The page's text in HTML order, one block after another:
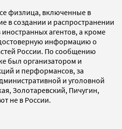
физлица, включенные в
в создании и распространении
агентов, а кроме
информацию о
России. По сообщению
был организатором и
и перформансов, за
и уголовной
Золотаревский, Пичугин,
не в России.